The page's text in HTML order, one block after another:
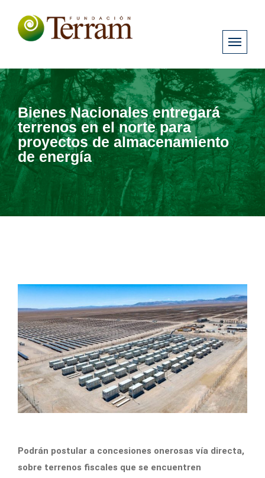
Bienes Nacionales entregará
terrenos en el norte para
proyectos de almacenamiento
de energía
Podrán postular a concesiones onerosas vía directa,
sobre terrenos fiscales que se encuentren